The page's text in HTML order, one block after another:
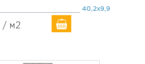
40,2x9,9
/ м2